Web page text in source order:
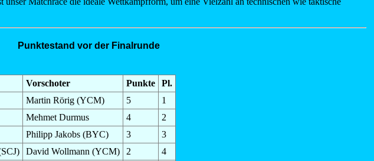
Punktestand vor der Finalrunde
Vorschoter Punkte
Pl.
Martin Rörig (YCM) 5
1
Mehmet Durmus 4
2
Philipp Jakobs (BYC) 3
3
David Wollmann (YCM) 2 4